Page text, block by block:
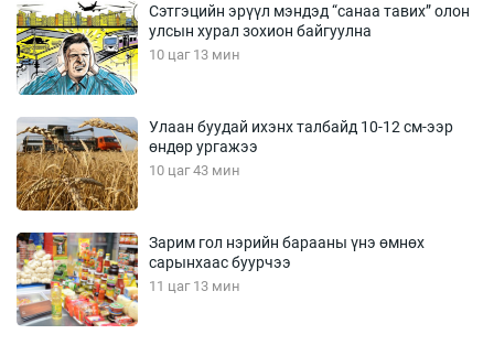
Сэтгэцийн эрүүл мэндэд “санаа тавих” олон
улсын хурал зохион байгуулна
10 цаг 13 мин
Улаан буудай ихэнх талбайд 10-12 см-ээр
өндөр ургажээ
10 цаг 43 мин
Зарим гол нэрийн барааны үнэ өмнөх
сарынхаас буурчээ
11 цаг 13 мин